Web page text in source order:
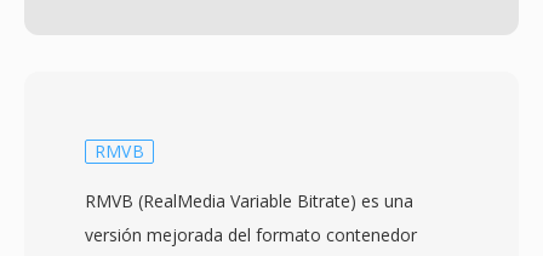
RMVB
RMVB (RealMedia Variable Bitrate) es una
versión mejorada del formato contenedor